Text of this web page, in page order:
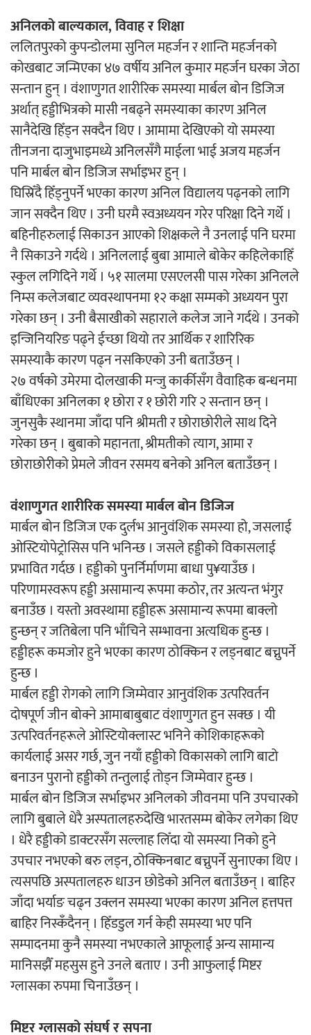
काठमाडौं युथ कन्क्लेभ २०२६ भव्यताका साथ
सम्पन्न
गीति एल्बम ‘जागृति’ लोकार्पण
सिरानचोक गाउँपालिका पूर्व अध्यक्ष गुरुङलाई
सम्मान
अनिलको बाल्यकाल, विवाह र शिक्षा
ललितपुरको कुपन्डोलमा सुनिल महर्जन र शान्ति महर्जनको
कोखबाट जन्मिएका ४७ वर्षीय अनिल कुमार महर्जन घरका जेठा
सन्तान हुन् । वंशाणुगत शारीरिक समस्या मार्बल बोन डिजिज
अर्थात् हड्डीभित्रको मासी नबढ्ने समस्याका कारण अनिल
सानैदेखि हिँड्न सक्दैन थिए । आमामा देखिएको यो समस्या
तीनजना दाजुभाइमध्ये अनिलसँगै माईला भाई अजय महर्जन
पनि मार्बल बोन डिजिज सर्भाइभर हुन् ।
घिस्रिँदै हिँड्नुपर्ने भएका कारण अनिल विद्यालय पढ्नको लागि
जान सक्दैन थिए । उनी घरमै स्वअध्ययन गरेर परिक्षा दिने गर्थे ।
बहिनीहरुलाई सिकाउन आएको शिक्षकले नै उनलाई पनि घरमा
नै सिकाउने गर्दथे । अनिललाई बुबा आमाले बोकेर कहिलेकाहिँ
स्कुल लगिदिने गर्थे । ५१ सालमा एसएलसी पास गरेका अनिलले
निम्स कलेजबाट व्यवस्थापनमा १२ कक्षा सम्मको अध्ययन पुरा
गरेका छन् । उनी बैसाखीको सहाराले कलेज जाने गर्दथे । उनको
इन्जिनियरिङ पढ्ने ईच्छा थियो तर आर्थिक र शारिरिक
समस्याकै कारण पढ्न नसकिएको उनी बताउँछन् ।
२७ वर्षको उमेरमा दोलखाकी मन्जु कार्कीसँग वैवाहिक बन्धनमा
बाँधिएका अनिलका १ छोरा र १ छोरी गरि २ सन्तान छन् ।
जुनसुकै स्थानमा जाँदा पनि श्रीमती र छोराछोरीले साथ दिने
गरेका छन् । बुबाको महानता, श्रीमतीको त्याग, आमा र
छोराछोरीको प्रेमले जीवन रसमय बनेको अनिल बताउँछन् ।
वंशाणुगत शारीरिक समस्या मार्बल बोन डिजिज
मार्बल बोन डिजिज एक दुर्लभ आनुवंशिक समस्या हो, जसलाई
ओस्टियोपेट्रोसिस पनि भनिन्छ । जसले हड्डीको विकासलाई
प्रभावित गर्दछ । हड्डीको पुनर्निर्माणमा बाधा पु¥याउँछ ।
परिणामस्वरूप हड्डी असामान्य रूपमा कठोर, तर अत्यन्त भंगुर
बनाउँछ । यस्तो अवस्थामा हड्डीहरू असामान्य रूपमा बाक्लो
हुन्छन् र जतिबेला पनि भाँचिने सम्भावना अत्यधिक हुन्छ ।
हड्डीहरू कमजोर हुने भएका कारण ठोक्किन र लड्नबाट बच्नुपर्ने
हुन्छ ।
मार्बल हड्डी रोगको लागि जिम्मेवार आनुवंशिक उत्परिवर्तन
दोषपूर्ण जीन बोक्ने आमाबाबुबाट वंशाणुगत हुन सक्छ । यी
उत्परिवर्तनहरूले ओस्टियोक्लास्ट भनिने कोशिकाहरूको
कार्यलाई असर गर्छ, जुन नयाँ हड्डीको विकासको लागि बाटो
बनाउन पुरानो हड्डीको तन्तुलाई तोड्न जिम्मेवार हुन्छ ।
मार्बल बोन डिजिज सर्भाइभर अनिलको जीवनमा पनि उपचारको
लागि बुबाले धेरै अस्पतालहरुदेखि भारतसम्म बोकेर लगेका थिए
। धेरै हड्डीको डाक्टरसँग सल्लाह लिँदा यो समस्या निको हुने
उपचार नभएको बरु लड्न, ठोक्किनबाट बच्नुपर्ने सुनाएका थिए ।
त्यसपछि अस्पतालहरु धाउन छोडेको अनिल बताउँछन् । बाहिर
जाँदा भर्याङ चढ्न उक्लन समस्या भएका कारण अनिल हत्तपत्त
बाहिर निस्कँदैनन् । हिँडडुल गर्न केही समस्या भए पनि
सम्पादनमा कुनै समस्या नभएकाले आफूलाई अन्य सामान्य
मानिसझैँ महसुस हुने उनले बताए । उनी आफुलाई मिष्टर
ग्लासका रुपमा चिनाउँछन् ।
मिष्टर ग्लासको संघर्ष र सपना